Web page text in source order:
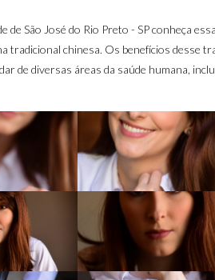
São José do Rio Preto - SP conheça
tradicional chinesa. Os benefícios desse
de diversas áreas da saúde humana,